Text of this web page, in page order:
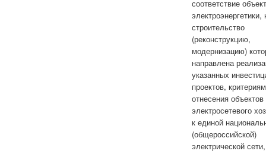
соответствие
электроэнергетики,
строительство
(реконструкцию,
модернизацию)
направлена
указанных
проектов, критериям
отнесения объектов
электросетевого
к единой
(общероссийской)
электрической сети,